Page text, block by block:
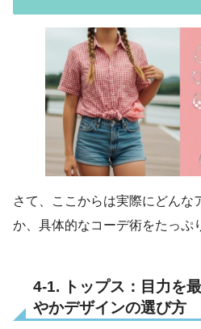
さて、ここからは実際にどんな
か、具体的なコーデ術をたっぷ
4-1. トップス：目力を
やかデザインの選び方